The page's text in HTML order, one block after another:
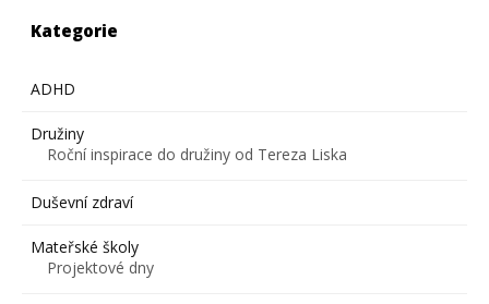
Kategorie
ADHD
Družiny
Roční inspirace do družiny od Tereza Liska
Duševní zdraví
Mateřské školy
Projektové dny